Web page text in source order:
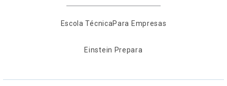
Escola TécnicaPara Empresas
Einstein Prepara